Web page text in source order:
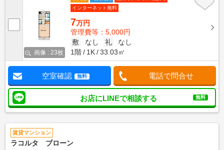
画像 : 23枚
インターネット無料
7万円
管理費等：5,000円
敷
なし 礼
なし
1階
1K 33.03㎡
空室確認 無料 電話で問合せ
お店にLINEで相談する 無料
賃貸マンション
ラコルタ ブローン